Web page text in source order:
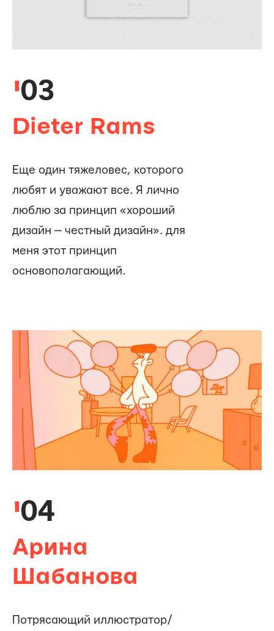
03
Dieter Rams
Еще один тяжеловес, которого
любят и уважают все. Я лично
люблю за принцип «хороший
дизайн — честный дизайн». для
меня этот принцип
основополагающий.
04
Арина
Шабанова
Потрясающий иллюстратор/